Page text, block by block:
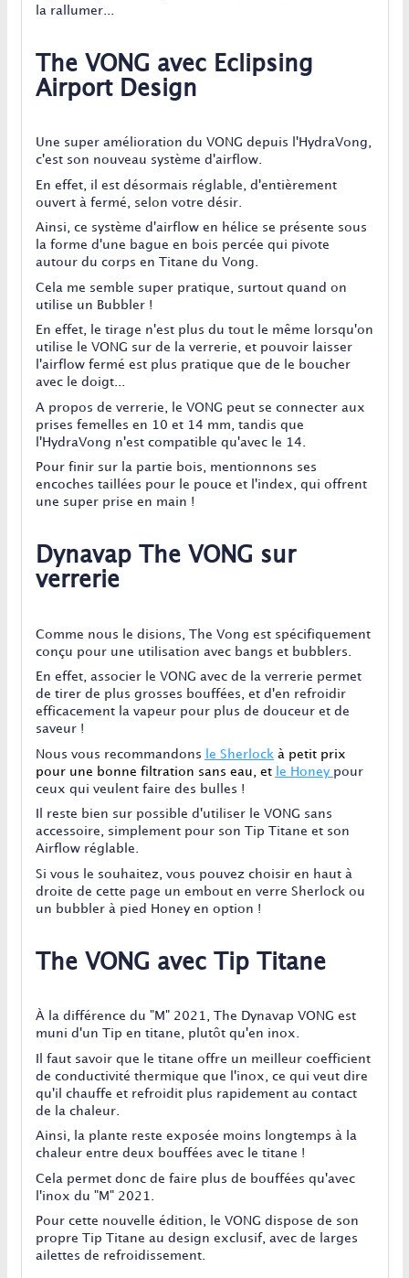
la rallumer...
The VONG avec Eclipsing
Airport Design
Une super amélioration du VONG depuis l'HydraVong,
c'est son nouveau système d'airflow.
En effet, il est désormais réglable, d'entièrement
ouvert à fermé, selon votre désir.
Ainsi, ce système d'airflow en hélice se présente sous
la forme d'une bague en bois percée qui pivote
autour du corps en Titane du Vong.
Cela me semble super pratique, surtout quand on
utilise un Bubbler !
En effet, le tirage n'est plus du tout le même lorsqu'on
utilise le VONG sur de la verrerie, et pouvoir laisser
l'airflow fermé est plus pratique que de le boucher
avec le doigt...
A propos de verrerie, le VONG peut se connecter aux
prises femelles en 10 et 14 mm, tandis que
l'HydraVong n'est compatible qu'avec le 14.
Pour finir sur la partie bois, mentionnons ses
encoches taillées pour le pouce et l'index, qui offrent
une super prise en main !
Dynavap The VONG sur
verrerie
Comme nous le disions, The Vong est spécifiquement
conçu pour une utilisation avec bangs et bubblers.
En effet, associer le VONG avec de la verrerie permet
de tirer de plus grosses bouffées, et d'en refroidir
efficacement la vapeur pour plus de douceur et de
saveur !
Nous vous recommandons le Sherlock à petit prix
pour une bonne filtration sans eau, et
le Honey pour
ceux qui veulent faire des bulles !
Il reste bien sur possible d'utiliser le VONG sans
accessoire, simplement pour son Tip Titane et son
Airflow réglable.
Si vous le souhaitez, vous pouvez choisir en haut à
droite de cette page un embout en verre Sherlock ou
un bubbler à pied Honey en option !
The VONG avec Tip Titane
À la différence du "M" 2021, The Dynavap VONG est
muni d'un Tip en titane, plutôt qu'en inox.
Il faut savoir que le titane offre un meilleur coefficient
de conductivité thermique que l'inox, ce qui veut dire
qu'il chauffe et refroidit plus rapidement au contact
de la chaleur.
Ainsi, la plante reste exposée moins longtemps à la
chaleur entre deux bouffées avec le titane !
Cela permet donc de faire plus de bouffées qu'avec
l'inox du "M" 2021.
Pour cette nouvelle édition, le VONG dispose de son
propre Tip Titane au design exclusif, avec de larges
ailettes de refroidissement.